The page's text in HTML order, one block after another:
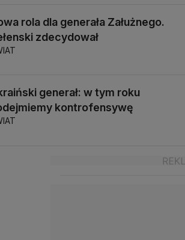
rola dla generała Załużnego.
zdecydował
generał: w tym roku
kontrofensywę